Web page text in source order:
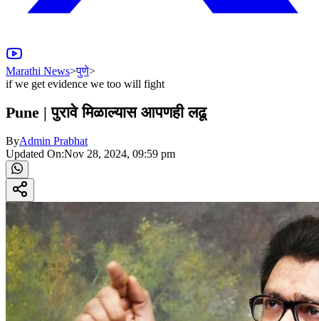
Marathi News>पुणे>
if we get evidence we too will fight
Pune | पुरावे मिळाल्यास आपणही लढू
ByAdmin Prabhat
Updated On:Nov 28, 2024, 09:59 pm